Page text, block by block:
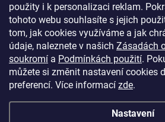
použity i k personalizaci reklam.
tohoto webu souhlasíte s jejich
tom, jak cookies využíváme a jak
údaje, naleznete v našich Zásadách
soukromí a Podmínkách použití.
můžete si změnit nastavení cookies
preferencí. Více informací zde.
Nastavení
Zobrazit další